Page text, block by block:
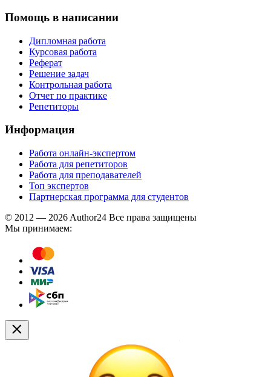
Помощь в написании
Дипломная работа
Курсовая работа
Реферат
Решение задач
Контрольная работа
Отчет по практике
Репетиторы
Информация
Работа онлайн-экспертом
Работа для репетиторов
Работа для преподавателей
Топ экспертов
Партнерская программа для студентов
© 2012 — 2026 Author24 Все права защищены
Мы принимаем: